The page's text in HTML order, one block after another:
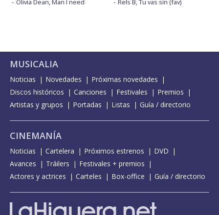
Olivia Dean, Man I need Rels B, Tu vas sin (fav)
MUSICALIA
Noticias Novedades
Próximas novedades
Discos históricos
Canciones Festivales
Premios
Artistas y grupos
Portadas Listas Guía / directorio
CINEMANÍA
Noticias Cartelera Próximos estrenos
DVD
Avances
Tráilers
Festivales + premios
Actores y actrices
Carteles Box-office Guía / directorio